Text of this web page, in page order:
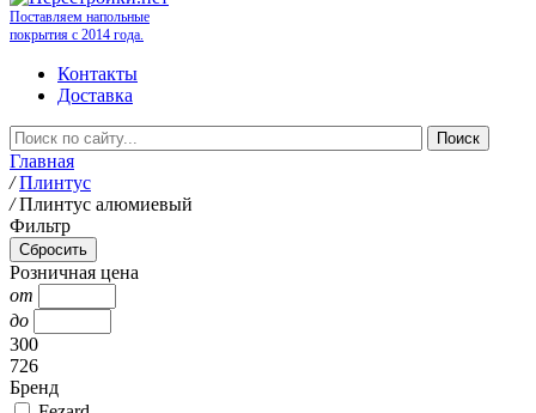
Поставляем напольные
покрытия с 2014 года.
Контакты
Доставка
Главная
/ Плинтус
/ Плинтус алюмиевый
Фильтр
Розничная цена
от
до
300
726
Бренд